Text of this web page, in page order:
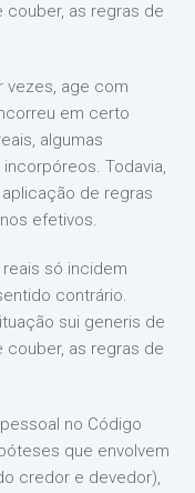
couber, as regras de
vezes, age com
em certo
algumas
Todavia,
de regras
efetivos.
só incidem
contrário.
sui generis de
couber, as regras de
no Código
que envolvem
credor e devedor),